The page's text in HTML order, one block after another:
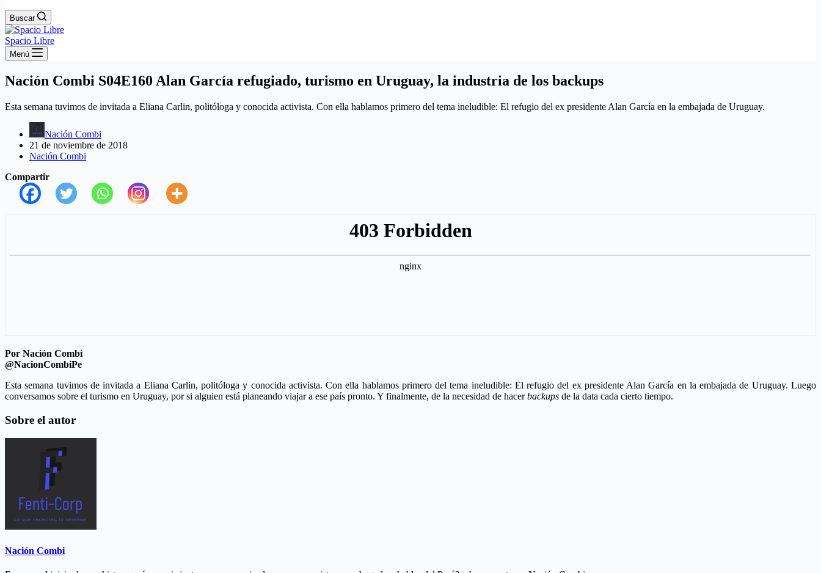
Buscar
Spacio Libre
Menú
Nación Combi S04E160 Alan García refugiado, turismo en Uruguay, la industria de los backups
Esta semana tuvimos de invitada a Eliana Carlin, politóloga y conocida activista. Con ella hablamos primero del tema ineludible: El refugio del ex presidente Alan García en la embajada de Uruguay.
Nación Combi
21 de noviembre de 2018
Nación Combi
Compartir
Por Nación Combi
@NacionCombiPe
Esta semana tuvimos de invitada a Eliana Carlin, politóloga y conocida activista. Con ella hablamos primero del tema ineludible: El refugio del ex presidente Alan García en la embajada de Uruguay. Luego
conversamos sobre el turismo en Uruguay, por si alguien está planeando viajar a ese país pronto. Y finalmente, de la necesidad de hacerbackups de la data cada cierto tiempo.
Sobre el autor
Nación Combi